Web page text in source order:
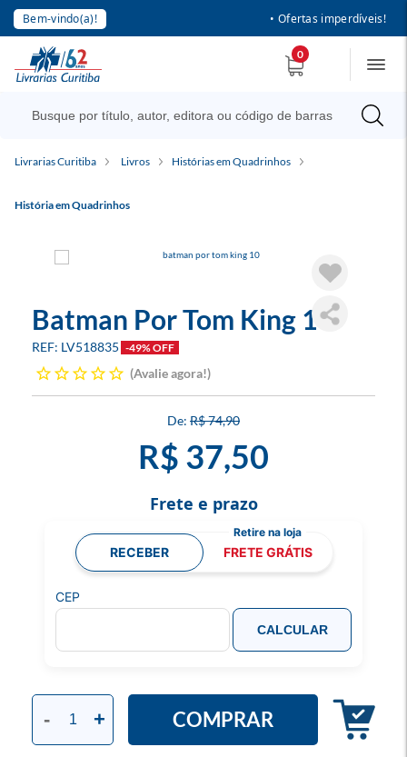
Bem-vindo(a)! • Ofertas imperdíveis!
0
Livrarias Curitiba Livros Histórias em Quadrinhos
História em Quadrinhos
Batman Por Tom King 10
LV518835 -49% OFF
Avalie agora!
R$ 74,90
R$ 37,50
- + COMPRAR
Frete e prazo
RECEBER FRETE GRÁTIS
CEP
CALCULAR